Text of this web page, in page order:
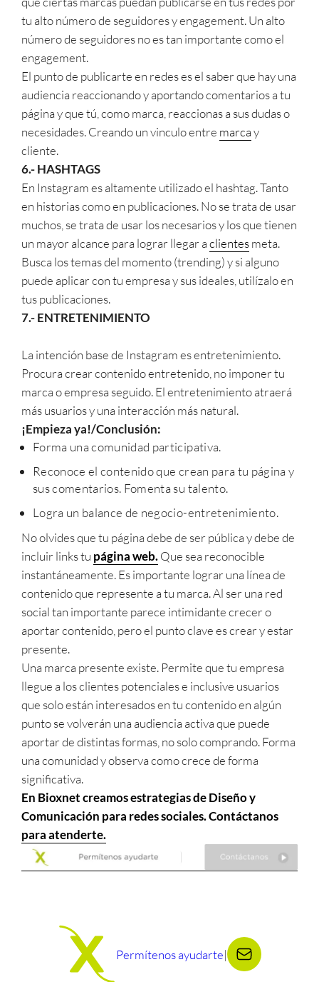
tu alto número de seguidores y engagement. Un alto
número de seguidores no es tan importante como el
engagement.
El punto de publicarte en redes es el saber que hay una
audiencia reaccionando y aportando comentarios a tu
página y que tú, como marca, reaccionas a sus dudas o
necesidades. Creando un vinculo entre marcay
cliente.
6.- HASHTAGS
En Instagram es altamente utilizado el hashtag. Tanto
en historias como en publicaciones. No se trata de usar
muchos, se trata de usar los necesarios y los que tienen
un mayor alcance para lograr llegar aclientesmeta.
Busca los temas del momento (trending) y si alguno
puede aplicar con tu empresa y sus ideales, utilízalo en
tus publicaciones.
7.- ENTRETENIMIENTO
La intención base de Instagram es entretenimiento.
Procura crear contenido entretenido, no imponer tu
marca o empresa seguido. El entretenimiento atraerá
más usuarios y una interacción más natural.
¡Empieza ya!/Conclusión:
Forma una comunidad participativa.
Reconoce el contenido que crean para tu página y
sus comentarios. Fomenta su talento.
Logra un balance de negocio-entretenimiento.
No olvides que tu página debe de ser pública y debe de
incluir links tu página web.Que sea reconocible
instantáneamente. Es importante lograr una línea de
contenido que represente a tu marca. Al ser una red
social tan importante parece intimidante crecer o
aportar contenido, pero el punto clave es crear y estar
presente.
Una marca presente existe. Permite que tu empresa
llegue a los clientes potenciales e inclusive usuarios
que solo están interesados en tu contenido en algún
punto se volverán una audiencia activa que puede
aportar de distintas formas, no solo comprando. Forma
una comunidad y observa como crece de forma
significativa.
En Bioxnet creamos estrategias de Diseño y
Comunicación para redes sociales. Contáctanos
para atenderte.
Permítenos ayudarte|